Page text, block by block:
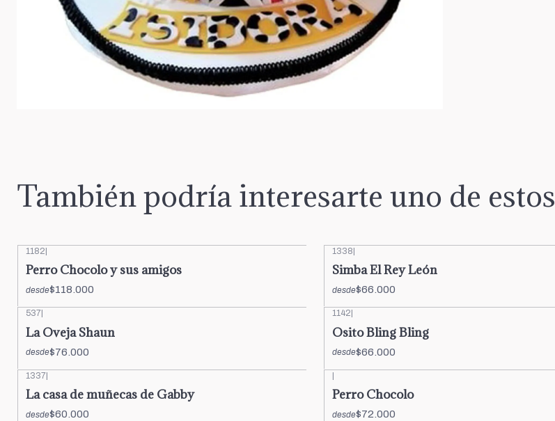
También podría interesarte uno de estos
1182
Perro Chocolo y sus amigos
desde$118.000
1338
Simba El Rey León
desde$66.000
537
La Oveja Shaun
desde$76.000
1142
Osito Bling Bling
desde$66.000
1337|
La casa de muñecas de Gabby
desde$60.000
|
Perro Chocolo
desde$72.000